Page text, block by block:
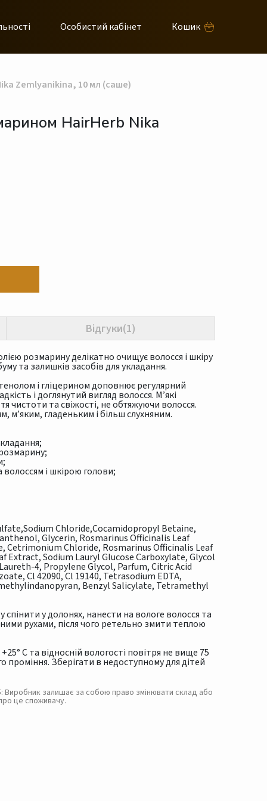
Особистий кабінет Кошик
Zemlyanikina, 10 мл (саше)
HairHerb Nika
Відгуки(1)
розмарину делікатно очищує волосся і шкіру
та залишків засобів для укладання.
і гліцерином доповнює регулярний
і доглянутий вигляд волосся. М’які
чистоти та свіжості, не обтяжуючи волосся.
м’яким, гладеньким і більш слухняним.
і шкірою голови;
Chloride,Cocamidopropyl Betaine,
Glycerin, Rosmarinus Officinalis Leaf
Cetrimonium Chloride, Rosmarinus Officinalis Leaf
Extract, Sodium Lauryl Glucose Carboxylate, Glycol
4, Propylene Glycol, Parfum, Citric Acid
Cl 42090, Cl 19140, Tetrasodium EDTA,
Benzyl Salicylate, Tetramethyl
спінити у долонях, нанести на вологе волосся та
рухами, після чого ретельно змити теплою
С та відносній вологості повітря не вище 75
Зберігати в недоступному для дітей
Виробник залишає за собою право змінювати склад або
це споживачу.